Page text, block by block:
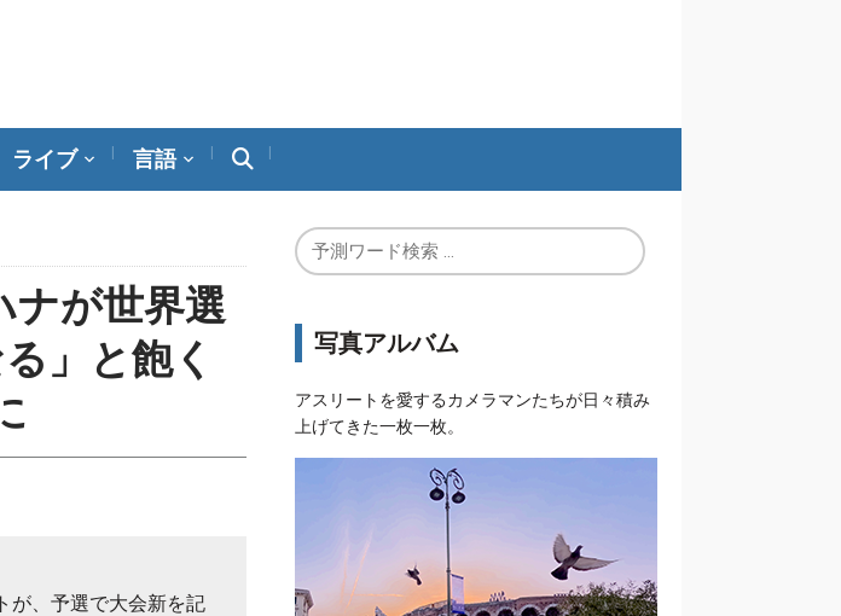
ライブ 言語
ナが世界選
」と飽く
が、予選で大会新を記
写真アルバム
アスリートを愛するカメラマンたちが日々積み
上げてきた一枚一枚。